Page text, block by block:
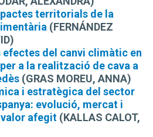
territorials de la
(FERNÁNDEZ
efectes del canvi climàtic en
a la realització de cava a
(GRAS MOREU, ANNA)
i estratègica del sector
evolució, mercat i
afegit (KALLAS CALOT,